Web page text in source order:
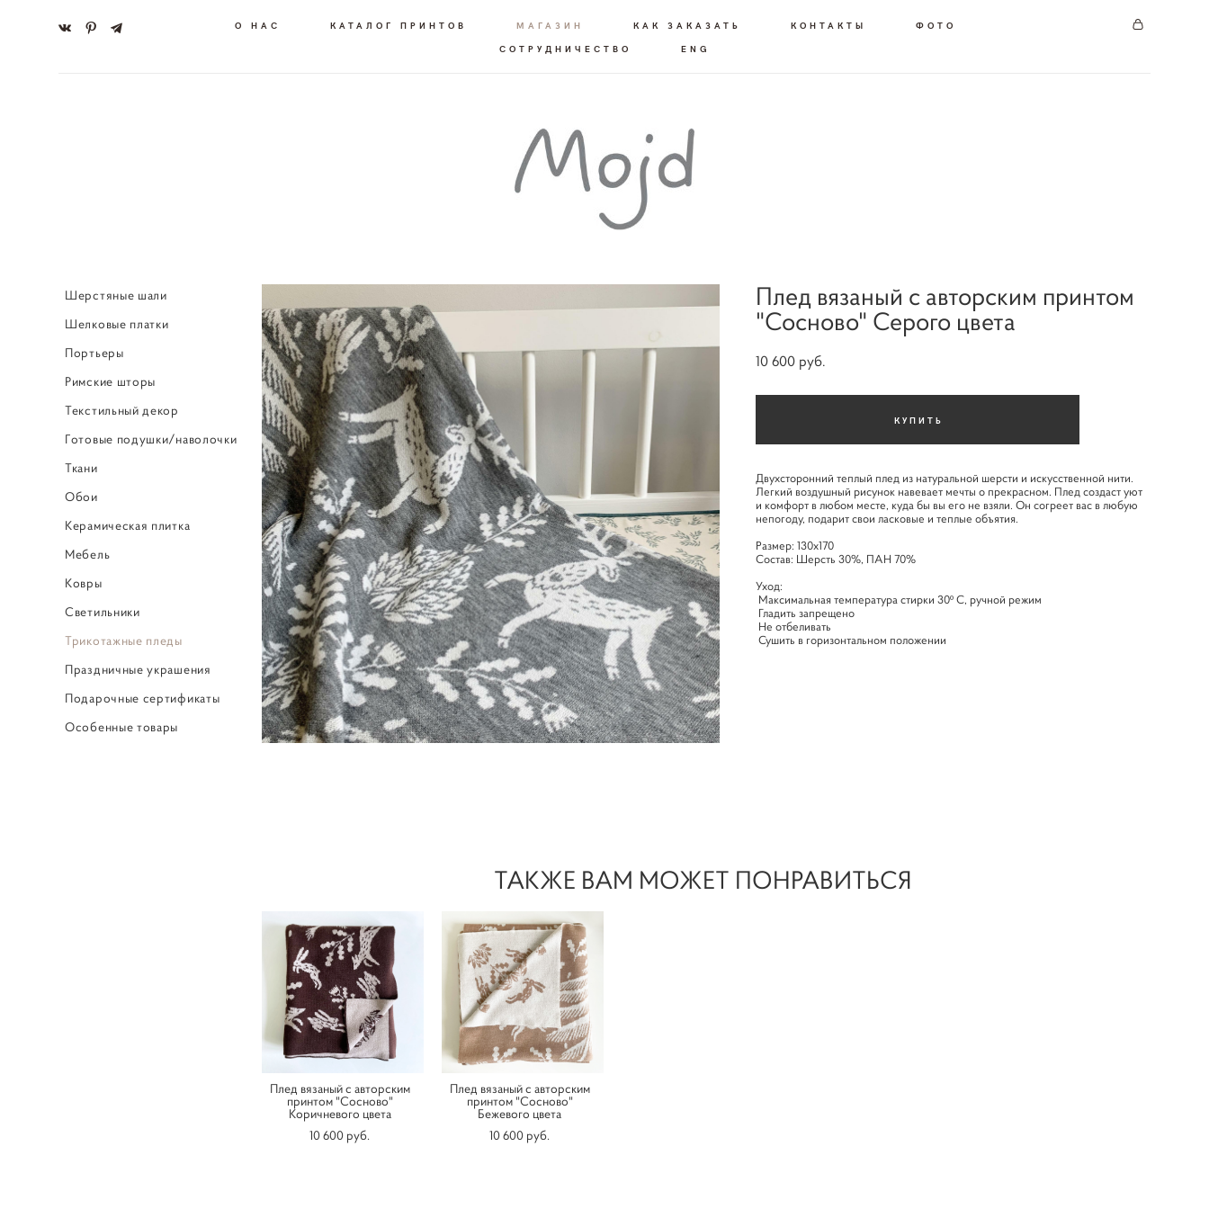
О НАС КАТАЛОГ ПРИНТОВ МАГАЗИН КАК ЗАКАЗАТЬ КОНТАКТЫ
ФОТО
СОТРУДНИЧЕСТВО
ENG
Шерстяные шали
Шелковые платки
Портьеры
Римские шторы
Текстильный декор
Готовые подушки/наволочки
Ткани
Обои
Керамическая плитка
Мебель
Ковры
Светильники
Трикотажные пледы
Праздничные украшения
Подарочные сертификаты
Особенные товары
Плед вязаный с авторским принтом
"Сосново" Серого цвета
10 600 pуб.
КУПИТЬ
Двухсторонний теплый плед из натуральной шерсти и искусственной нити.
Легкий воздушный рисунок навевает мечты о прекрасном. Плед создаст уют
и комфорт в любом месте, куда бы вы его не взяли. Он согреет вас в любую
непогоду, подарит свои ласковые и теплые объятия.
Размер: 130х170
Состав: Шерсть 30%, ПАН 70%
Уход:
Максимальная температура стирки 30º C, ручной режим
Гладить запрещено
Не отбеливать
Сушить в горизонтальном положении
ТАКЖЕ ВАМ МОЖЕТ ПОНРАВИТЬСЯ
Плед вязаный с авторским
принтом "Сосново"
Коричневого цвета
10 600 pуб.
Плед вязаный с авторским
принтом "Сосново"
Бежевого цвета
10 600 pуб.